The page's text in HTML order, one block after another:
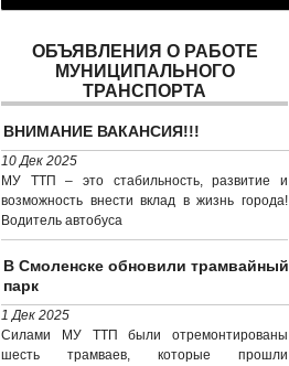
ОБЪЯВЛЕНИЯ О РАБОТЕ
МУНИЦИПАЛЬНОГО
ТРАНСПОРТА
ВНИМАНИЕ ВАКАНСИЯ!!!
10 Дек 2025
МУ ТТП – это стабильность, развитие и
возможность внести вклад в жизнь города!
Водитель автобуса
В Смоленске обновили трамвайный
парк
1 Дек 2025
Силами МУ ТТП были отремонтированы
шесть трамваев, которые прошли